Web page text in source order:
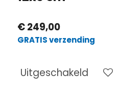
€ 249,00
GRATIS verzending
Uitgeschakeld